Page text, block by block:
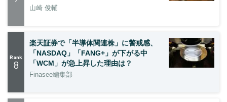
山崎 俊輔
Rank
8
楽天証券で「半導体関連株」に警戒感、
「NASDAQ」「FANG+」が下がる中
「WCM」が急上昇した理由は？
Finasee編集部